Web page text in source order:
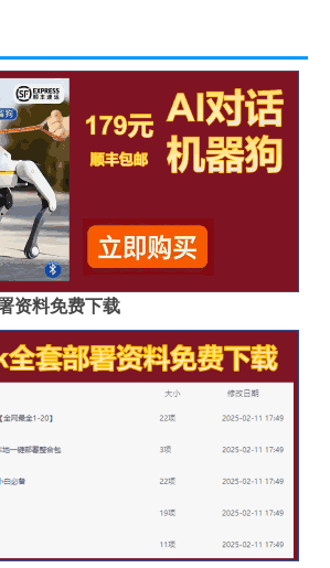
资料免费下载